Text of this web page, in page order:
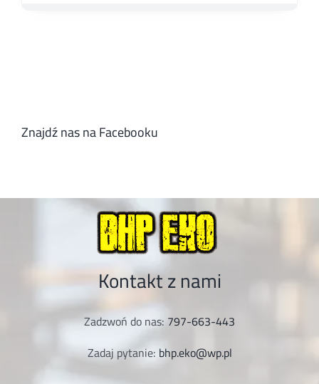
Znajdź nas na Facebooku
Kontakt z nami
Zadzwoń do nas: 797-663-443
Zadaj pytanie: bhp.eko@wp.pl